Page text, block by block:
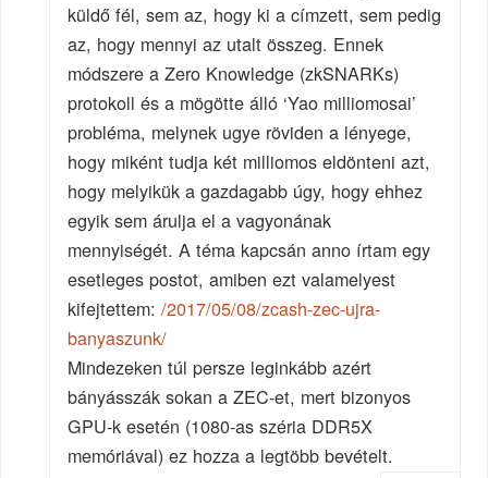
küldő fél, sem az, hogy ki a címzett, sem pedig
az, hogy mennyi az utalt összeg. Ennek
módszere a Zero Knowledge (zkSNARKs)
protokoll és a mögötte álló ‘Yao milliomosai’
probléma, melynek ugye röviden a lényege,
hogy miként tudja két milliomos eldönteni azt,
hogy melyikük a gazdagabb úgy, hogy ehhez
egyik sem árulja el a vagyonának
mennyiségét. A téma kapcsán anno írtam egy
esetleges postot, amiben ezt valamelyest
kifejtettem:/2017/05/08/zcash-zec-ujra-
banyaszunk/
Mindezeken túl persze leginkább azért
bányásszák sokan a ZEC-et, mert bizonyos
GPU-k esetén (1080-as széria DDR5X
memóriával) ez hozza a legtöbb bevételt.